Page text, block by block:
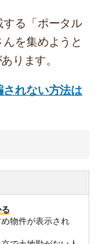
する「ポータル
を集めようと
ります。
れない方法は
物件が表示され